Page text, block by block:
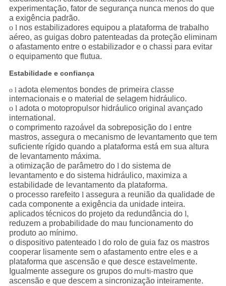
experimentação, fator de segurança nunca menos do que
a exigência padrão.
o l nos estabilizadores equipou a plataforma de trabalho
aéreo, as guigas dobro patenteadas da proteção eliminam
o afastamento entre o estabilizador e o chassi para evitar
o equipamento que flutua.
Estabilidade e confiança
o l adota elementos bondes de primeira classe
internacionais e o material de selagem hidráulico.
o l adota o motopropulsor hidráulico original avançado
international.
o comprimento razoável da sobreposição do l entre
mastros, assegura o mecanismo de levantamento que tem
suficiente rígido quando a plataforma está em sua altura
de levantamento máxima.
a otimização de parâmetro do l do sistema de
levantamento e do sistema hidráulico, maximiza a
estabilidade de levantamento da plataforma.
o processo rarefeito l assegura a reunião da qualidade de
cada componente a exigência da unidade inteira.
aplicados técnicos do projeto da redundância do l,
reduzem a probabilidade do mau funcionamento do
produto ao mínimo.
o dispositivo patenteado l do rolo de guia faz os mastros
cooperar lisamente sem o afastamento entre eles e a
plataforma que ascensão e que desce estavelmente.
Igualmente assegure os grupos domulti-mastro que
ascensão e que descem a sincronizaçãointeiramente.